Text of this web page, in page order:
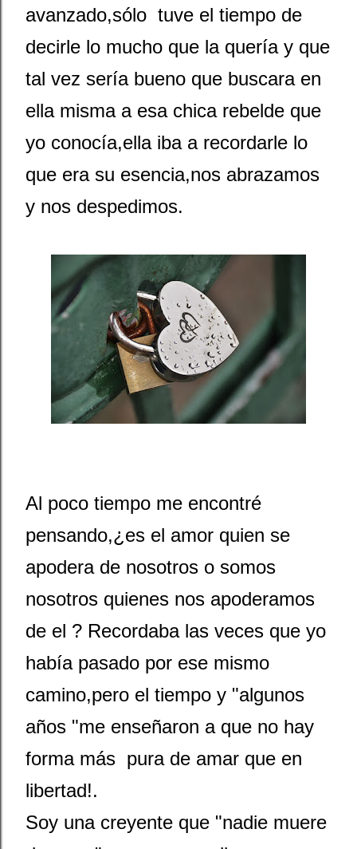
avanzado,sólo tuve el tiempo de
decirle lo mucho que la quería y que
tal vez sería bueno que buscara en
ella misma a esa chica rebelde que
yo conocía,ella iba a recordarle lo
que era su esencia,nos abrazamos
y nos despedimos.
Al poco tiempo me encontré
pensando,¿es el amor quien se
apodera de nosotros o somos
nosotros quienes nos apoderamos
de el ? Recordaba las veces que yo
había pasado por ese mismo
camino,pero el tiempo y "algunos
años "me enseñaron a que no hay
forma más pura de amar que en
libertad!.
Soy una creyente que "nadie muere